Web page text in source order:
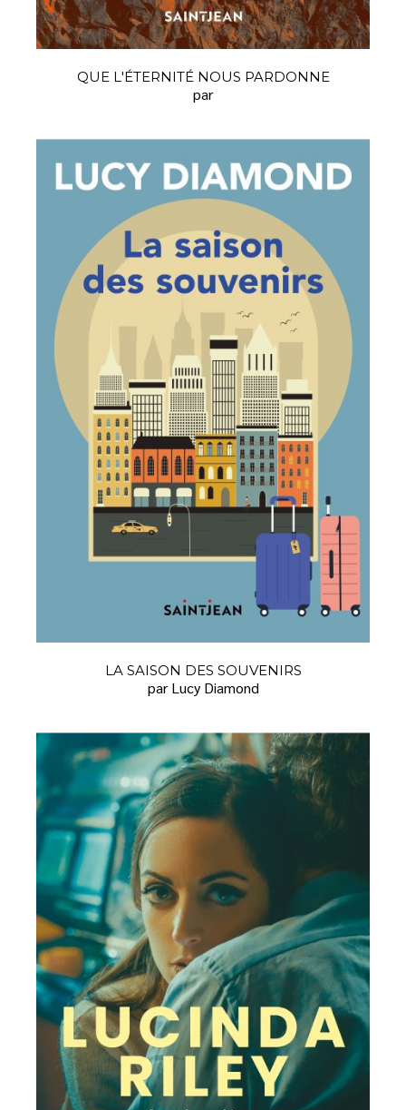
QUE L'ÉTERNITÉ NOUS PARDONNE
par
LA SAISON DES SOUVENIRS
par Lucy Diamond